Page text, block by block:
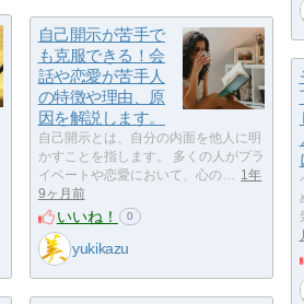
自己開示が苦手で
も克服できる！会
話や恋愛が苦手人
の特徴や理由、原
因を解説します。
自己開示とは、自分の内面を他人に明
かすことを指します。 多くの人がプラ
イベートや恋愛において、心の… 1年
9ヶ月前
いいね！ 0
yukikazu